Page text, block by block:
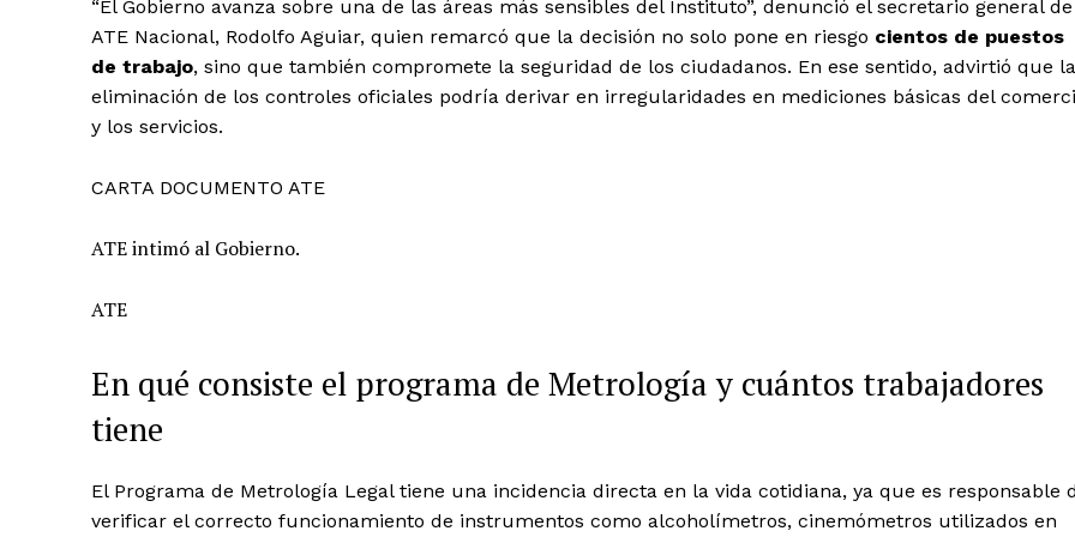
“El Gobierno avanza sobre una de las áreas más sensibles del Instituto”, denunció el secretario general de
ATE Nacional, Rodolfo Aguiar, quien remarcó que la decisión no solo pone en riesgo cientos de puestos
de trabajo, sino que también compromete la seguridad de los ciudadanos. En ese sentido, advirtió que la
eliminación de los controles oficiales podría derivar en irregularidades en mediciones básicas del
y los servicios.
CARTA DOCUMENTO ATE
ATE intimó al Gobierno.
ATE
En qué consiste el programa de Metrología y cuántos trabajadores
tiene
El Programa de Metrología Legal tiene una incidencia directa en la vida cotidiana, ya que es responsable
verificar el correcto funcionamiento de instrumentos como alcoholímetros, cinemómetros utilizados en